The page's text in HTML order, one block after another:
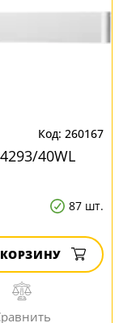
260167
40WL
87 шт.